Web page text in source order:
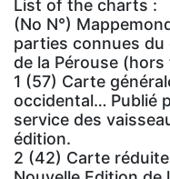
List of the charts :
(No N°)
parties connues du
de la Pérouse
1 (57) Carte
occidental… Publié
service des
édition.
2 (42) Carte